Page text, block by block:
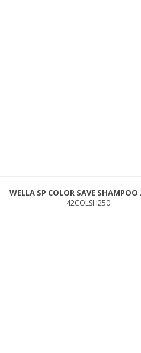
WELLA SP COLOR SAVE SHAMPOO
42COLSH250